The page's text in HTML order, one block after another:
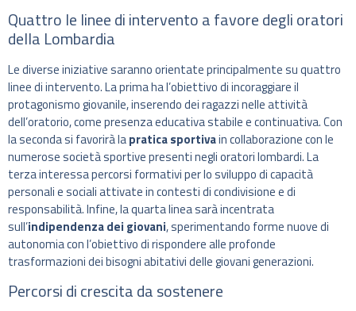
Quattro le linee di intervento a favore degli oratori
della Lombardia
Le diverse iniziative saranno orientate principalmente su quattro
linee di intervento. La prima ha l’obiettivo di incoraggiare il
protagonismo giovanile, inserendo dei ragazzi nelle attività
dell’oratorio, come presenza educativa stabile e continuativa. Con
la seconda si favorirà lapratica sportivain collaborazione con le
numerose società sportive presenti negli oratori lombardi. La
terza interessa percorsi formativi per lo sviluppo di capacità
personali e sociali attivate in contesti di condivisione e di
responsabilità. Infine, la quarta linea sarà incentrata
sull’indipendenza dei giovani, sperimentando forme nuove di
autonomia con l’obiettivo di rispondere alle profonde
trasformazioni dei bisogni abitativi delle giovani generazioni.
Percorsi di crescita da sostenere